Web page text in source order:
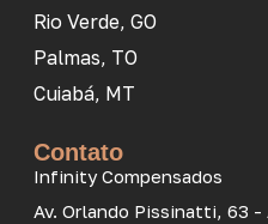
Rio Verde, GO
Palmas, TO
Cuiabá, MT
Contato
Infinity Compensados
Av. Orlando Pissinatti, 63